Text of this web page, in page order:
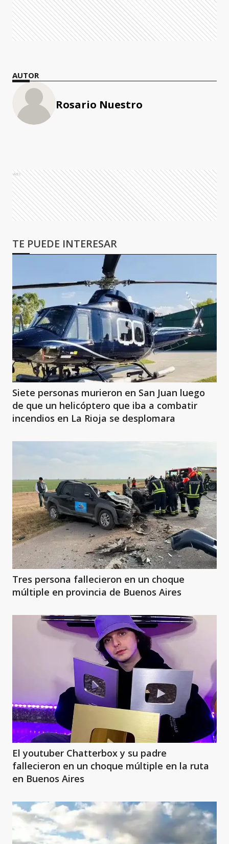
AUTOR
Rosario Nuestro
Ads
TE PUEDE INTERESAR
Siete personas murieron en San Juan luego
de que un helicóptero que iba a combatir
incendios en La Rioja se desplomara
Tres persona fallecieron en un choque
múltiple en provincia de Buenos Aires
El youtuber Chatterbox y su padre
fallecieron en un choque múltiple en la ruta
en Buenos Aires